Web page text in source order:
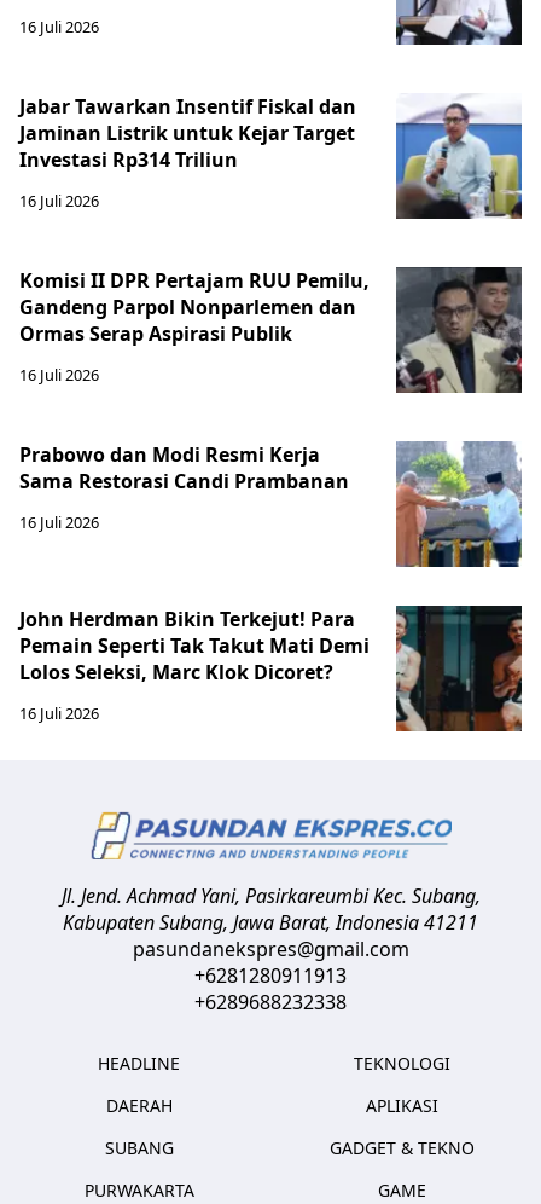
16 Juli 2026
Jabar Tawarkan Insentif Fiskal dan
Jaminan Listrik untuk Kejar Target
Investasi Rp314 Triliun
16 Juli 2026
Komisi II DPR Pertajam RUU Pemilu,
Gandeng Parpol Nonparlemen dan
Ormas Serap Aspirasi Publik
16 Juli 2026
Prabowo dan Modi Resmi Kerja
Sama Restorasi Candi Prambanan
16 Juli 2026
John Herdman Bikin Terkejut! Para
Pemain Seperti Tak Takut Mati Demi
Lolos Seleksi, Marc Klok Dicoret?
16 Juli 2026
Jl. Jend. Achmad Yani, Pasirkareumbi Kec. Subang,
Kabupaten Subang, Jawa Barat,Indonesia41211
pasundanekspres@gmail.com
+6281280911913
+6289688232338
HEADLINE
DAERAH
SUBANG
PURWAKARTA
TEKNOLOGI
APLIKASI
GADGET & TEKNO
GAME